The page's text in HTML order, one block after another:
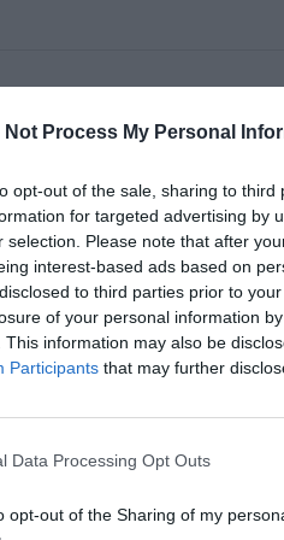
Not Process My Personal
opt-out of the sale, sharing to
for targeted advertising by
selection. Please note that after
interest-based ads based on
to third parties prior to
of your personal information
This information may also be
Participants that may further
Data Processing Opt Outs
opt-out of the Sharing of my
y desaparecido el
de 2020, a través de
de experiencias
supe de una experiencia
no fueron la que me
que tuvieron chicos y
en La Plata fue Ana Ríos
Marxista Leninista
se habló de la necesidad
se discutió la importancia
y se analizó el